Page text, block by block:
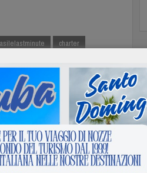
charter
Volo
Next :
Scoprire Cuba con cubacom.net